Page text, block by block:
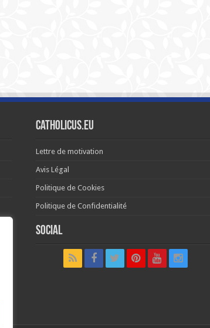
Catholicus.eu
Lettre de motivation
Avis Légal
Politique de Cookies
Politique de Confidentialité
Social